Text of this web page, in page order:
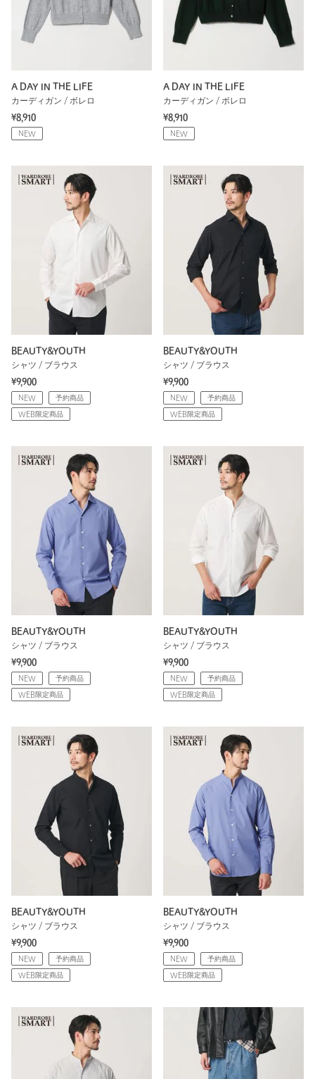
A DAY IN THE LIFE
カーディガン / ボレロ
¥8,910
NEW
A DAY IN THE LIFE
カーディガン / ボレロ
¥8,910
NEW
BEAUTY&YOUTH
シャツ / ブラウス
¥9,900
NEW 予約商品
WEB限定商品
BEAUTY&YOUTH
シャツ / ブラウス
¥9,900
NEW 予約商品
WEB限定商品
BEAUTY&YOUTH
シャツ / ブラウス
¥9,900
NEW 予約商品
WEB限定商品
BEAUTY&YOUTH
シャツ / ブラウス
¥9,900
NEW 予約商品
WEB限定商品
BEAUTY&YOUTH
シャツ / ブラウス
¥9,900
NEW 予約商品
WEB限定商品
BEAUTY&YOUTH
シャツ / ブラウス
¥9,900
NEW 予約商品
WEB限定商品